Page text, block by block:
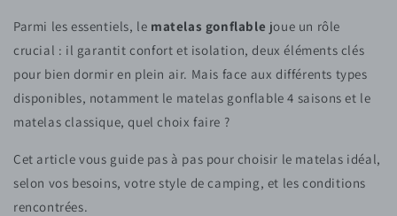
Parmi les essentiels, le matelas gonflable joue un rôle
crucial : il garantit confort et isolation, deux éléments clés
pour bien dormir en plein air. Mais face aux différents types
disponibles, notamment le matelas gonflable 4 saisons et le
matelas classique, quel choix faire ?
Cet article vous guide pas à pas pour choisir le matelas idéal,
selon vos besoins, votre style de camping, et les conditions
rencontrées.